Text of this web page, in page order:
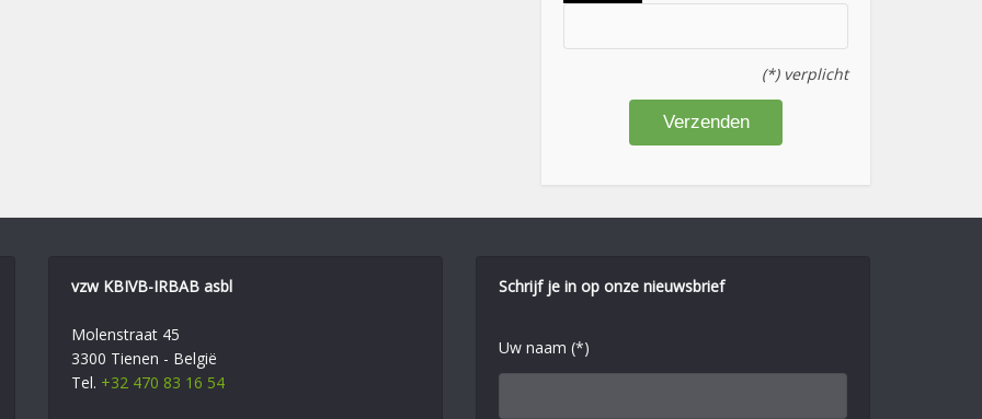
(*) verplicht
vzw KBIVB-IRBAB asbl
Molenstraat 45
3300 Tienen - België
Tel. +32 470 83 16 54
Schrijf je in op onze nieuwsbrief
Uw naam (*)